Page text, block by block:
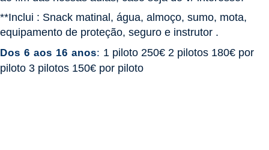
**Inclui : Snack matinal, água, almoço, sumo, mota,
equipamento de proteção, seguro e instrutor .
Dos 6 aos 16 anos: 1 piloto 250€ 2 pilotos 180€ por
piloto 3 pilotos 150€ por piloto